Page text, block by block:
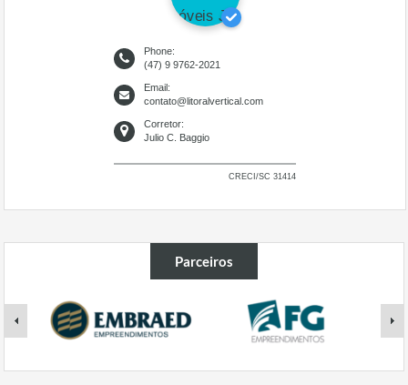
Phone:
(47) 9 9762-2021
Email:
contato@litoralvertical.com
Corretor:
Julio C. Baggio
CRECI/SC 31414
Parceiros